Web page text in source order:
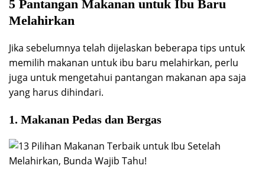
5 Pantangan Makanan untuk Ibu Baru
Melahirkan
Jika sebelumnya telah dijelaskan beberapa tips untuk
memilih makanan untuk ibu baru melahirkan, perlu
juga untuk mengetahui pantangan makanan apa saja
yang harus dihindari.
1. Makanan Pedas dan Bergas